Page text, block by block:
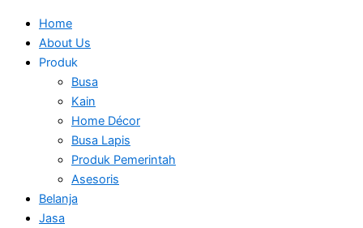
Home
About Us
Produk
Busa
Kain
Home Décor
Busa Lapis
Produk Pemerintah
Asesoris
Belanja
Jasa